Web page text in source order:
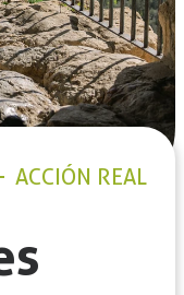
ACCIÓN REAL